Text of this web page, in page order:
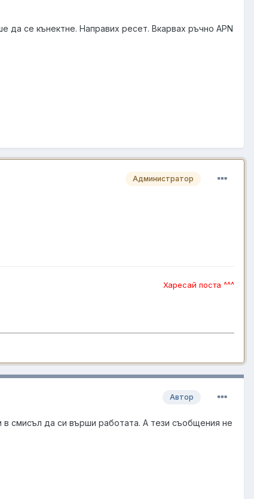
се кънектне. Направих ресет. Вкарвах ръчно APN
Администратор
Харесай поста ^^^
Автор
в смисъл да си върши работата. А тези съобщения не